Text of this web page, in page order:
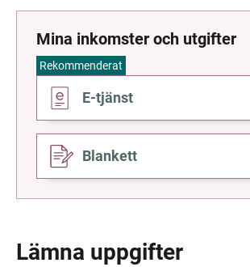
Mina inkomster och utgifter
Rekommenderat
Gå
E-tjänst
Gå
Blankett
Lämna uppgifter